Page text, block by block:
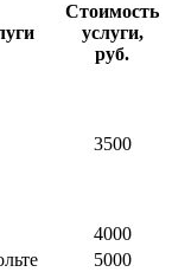
Стоимость
услуги,
руб.
3500
4000
5000